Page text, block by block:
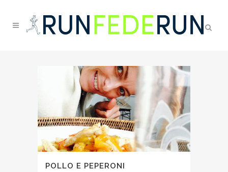
POLLO E PEPERONI